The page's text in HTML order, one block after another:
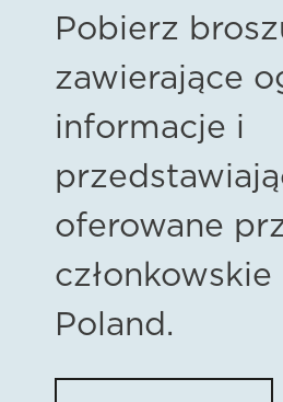
Pobierz
zawierające
informacje i
oferowane
członkowskie
Poland.